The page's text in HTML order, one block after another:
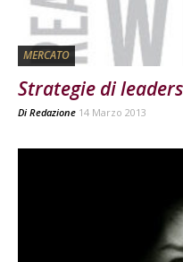
MERCATO
Strategie di
Di Redazione 14 Marzo 2013